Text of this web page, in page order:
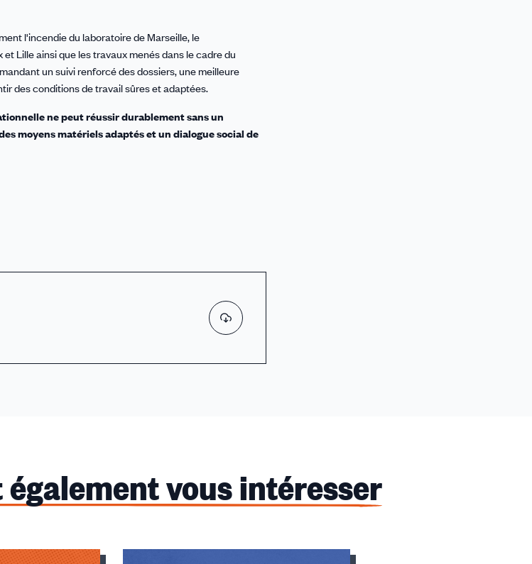
l'incendie du laboratoire de Marseille, le
Lille ainsi que les travaux menés dans le cadre du
un suivi renforcé des dossiers, une meilleure
des conditions de travail sûres et adaptées.
ne peut réussir durablement sans un
moyens matériels adaptés et un dialogue social de
vous intéresser